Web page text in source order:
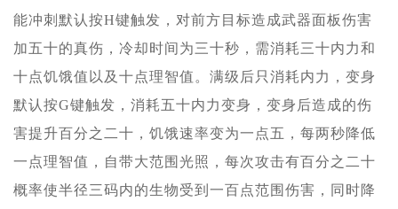
能冲刺默认按H键触发，对前方目标造成武器面板伤害
加五十的真伤，冷却时间为三十秒，需消耗三十内力和
十点饥饿值以及十点理智值。满级后只消耗内力，变身
默认按G键触发，消耗五十内力变身，变身后造成的伤
害提升百分之二十，饥饿速率变为一点五，每两秒降低
一点理智值，自带大范围光照，每次攻击有百分之二十
概率使半径三码内的生物受到一百点范围伤害，同时降